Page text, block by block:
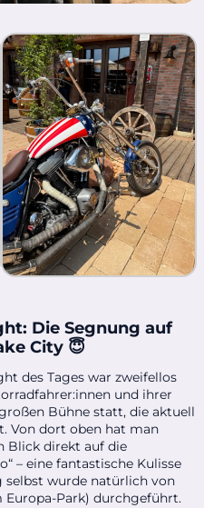
Die Segnung auf
City 😇
des Tages war zweifellos
und ihrer
Bühne statt, die aktuell
Von dort oben hat man
Blick direkt auf die
– eine fantastische Kulisse
selbst wurde natürlich von
Europa-Park) durchgeführt.